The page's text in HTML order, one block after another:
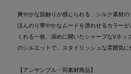
爽やかな肌触りが感じられる、シルク素材の
ほんのり華やかなムードを漂わせるカラー
くれる一枚。深めに開いたシャーブなVネッ
のシルエットで、スタイリッシュな雰囲気に
【アンサンブル・同素材商品】